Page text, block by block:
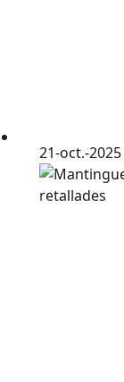
21-oct.-2025